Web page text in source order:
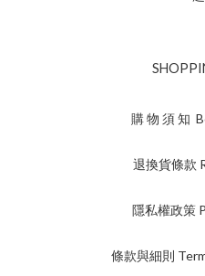
購 物 須 知
退換貨條款
隱私權政策
條款與細則